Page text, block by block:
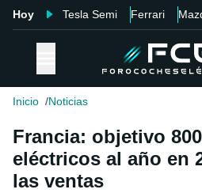
Hoy Tesla Semi Ferrari
Inicio Noticias
Francia: objetivo
eléctricos al año en
las ventas